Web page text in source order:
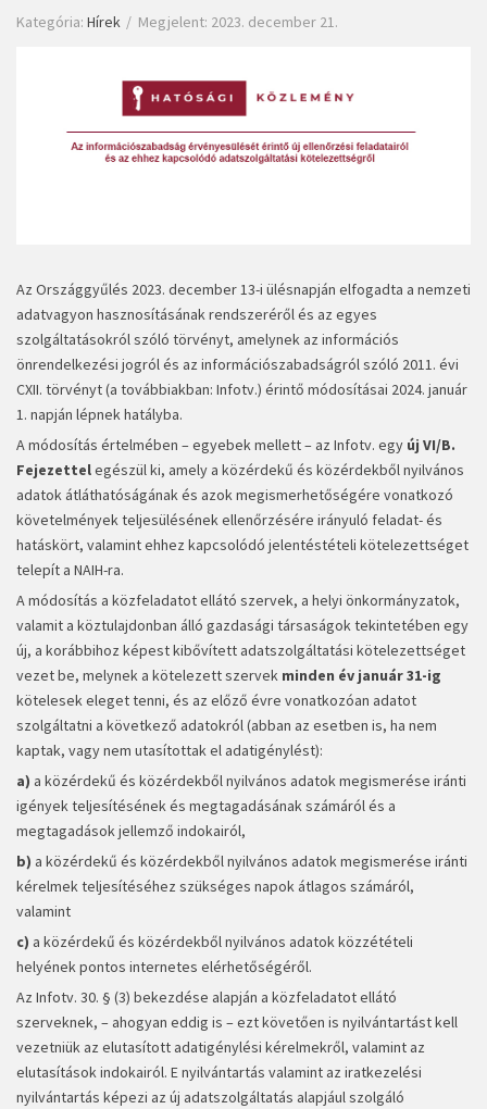
Kategória: Hírek Megjelent: 2023. december 21.
Az Országgyűlés 2023. december 13-i ülésnapján elfogadta a nemzeti
adatvagyon hasznosításának rendszeréről és az egyes
szolgáltatásokról szóló törvényt, amelynek az információs
önrendelkezési jogról és az információszabadságról szóló 2011. évi
CXII. törvényt (a továbbiakban: Infotv.) érintő módosításai 2024. január
1. napján lépnek hatályba.
A módosítás értelmében – egyebek mellett – az Infotv. egy új VI/B.
Fejezettelegészül ki, amely a közérdekű és közérdekből nyilvános
adatok átláthatóságának és azok megismerhetőségére vonatkozó
követelmények teljesülésének ellenőrzésére irányuló feladat- és
hatáskört, valamint ehhez kapcsolódó jelentéstételi kötelezettséget
telepít a NAIH-ra.
A módosítás a közfeladatot ellátó szervek, a helyi önkormányzatok,
valamit a köztulajdonban álló gazdasági társaságok tekintetében egy
új, a korábbihoz képest kibővített adatszolgáltatási kötelezettséget
vezet be, melynek a kötelezett szervek minden év január 31-ig
kötelesek eleget tenni, és az előző évre vonatkozóan adatot
szolgáltatni a következő adatokról (abban az esetben is, ha nem
kaptak, vagy nem utasítottak el adatigénylést):
a) a közérdekű és közérdekből nyilvános adatok megismerése iránti
igények teljesítésének és megtagadásának számáról és a
megtagadások jellemző indokairól,
b) a közérdekű és közérdekből nyilvános adatok megismerése iránti
kérelmek teljesítéséhez szükséges napok átlagos számáról,
valamint
c) a közérdekű és közérdekből nyilvános adatok közzétételi
helyének pontos internetes elérhetőségéről.
Az Infotv. 30. § (3) bekezdése alapján a közfeladatot ellátó
szerveknek, – ahogyan eddig is – ezt követően is nyilvántartást kell
vezetniük az elutasított adatigénylési kérelmekről, valamint az
elutasítások indokairól. E nyilvántartás valamint az iratkezelési
nyilvántartás képezi az új adatszolgáltatás alapjául szolgáló